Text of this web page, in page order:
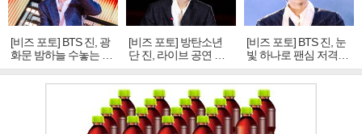
[비즈 포토] BTS 진, 광
화문 밤하늘 수놓는 '비
주얼 킹'의 열창
[비즈 포토] 방탄소년
단 진, 라이브 공연 중
빛나는 독보적 아우라
[비즈 포토] BTS 진, 눈
빛 하나로 팬심 저격…
독보적 카리스마